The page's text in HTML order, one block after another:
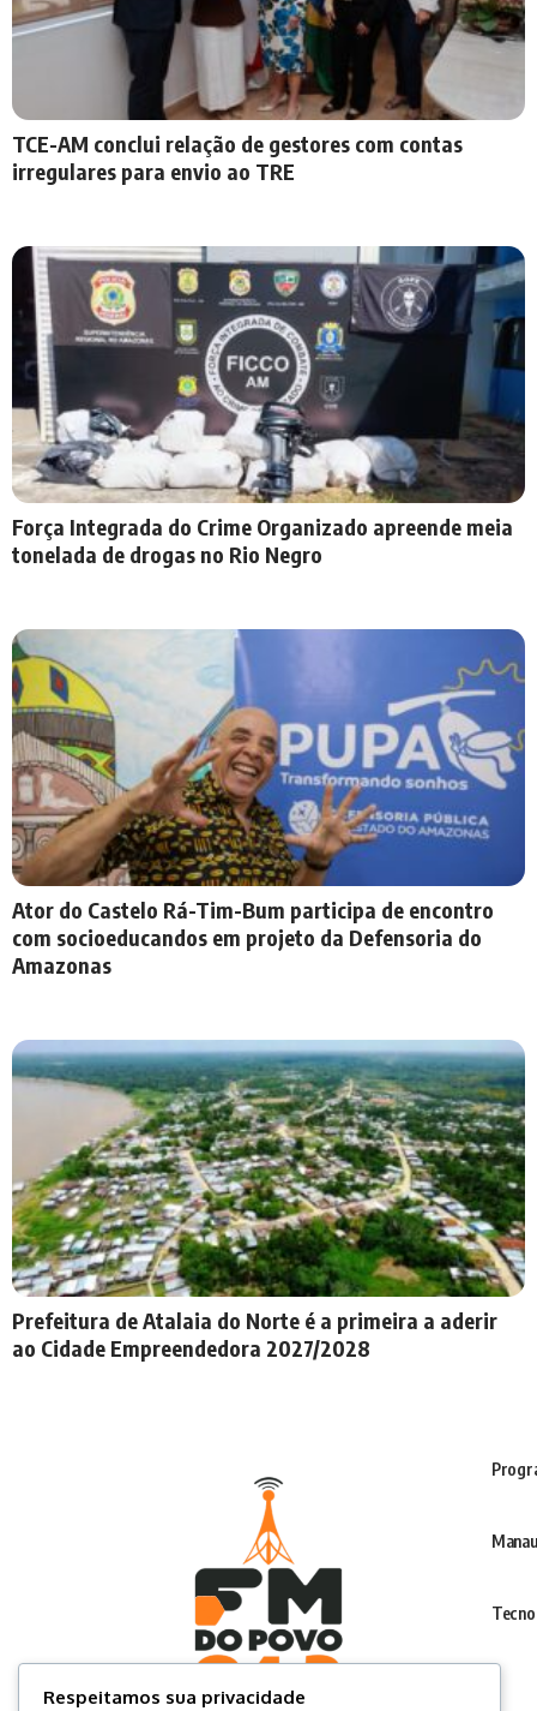
TCE-AM conclui relação de gestores com contas
irregulares para envio ao TRE
Força Integrada do Crime Organizado apreende meia
tonelada de drogas no Rio Negro
Ator do Castelo Rá-Tim-Bum participa de encontro
com socioeducandos em projeto da Defensoria do
Amazonas
Prefeitura de Atalaia do Norte é a primeira a aderir
ao Cidade Empreendedora 2027/2028
Respeitamos sua privacidade